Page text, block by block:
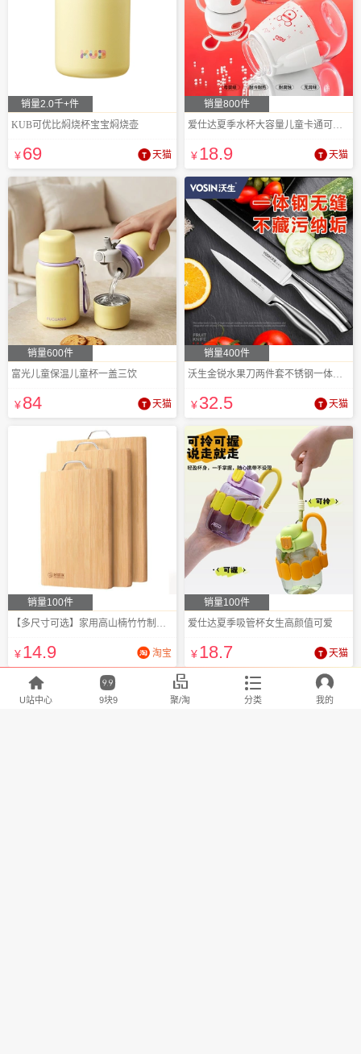
销量2.0千+件
KUB可优比焖烧杯宝宝焖烧壶
¥69 天猫
销量800件
爱仕达夏季水杯大容量儿童卡通可爱吸管杯
¥18.9 天猫
销量600件
富光儿童保温儿童杯一盖三饮
¥84 天猫
销量400件
沃生金锐水果刀两件套不锈钢一体成型带刀套
¥32.5 天猫
销量100件
【多尺寸可选】家用高山楠竹竹制切菜板
¥14.9 淘宝
销量100件
爱仕达夏季吸管杯女生高颜值可爱
¥18.7 天猫

U站中心

9块9

聚/淘

分类

我的